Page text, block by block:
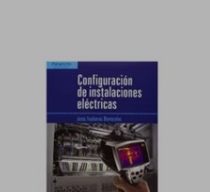
45%
dcto.